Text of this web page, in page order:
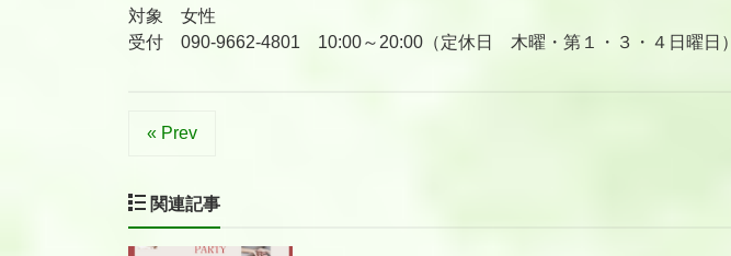
対象 女性
受付 090-9662-4801 10:00～20:00（定休日 木曜・第１・３・４日曜日）
« Prev
関連記事